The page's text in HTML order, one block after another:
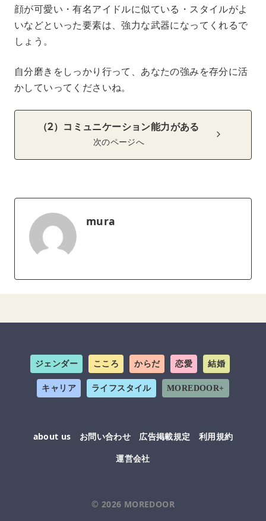
顔が可愛い・有名アイドルに似ている・スタイルがよ
いなどといった要素は、強力な武器になってくれるで
しょう。
自分磨きをしっかり行って、あなたの強みを存分に活
かしていってくださいね。
（2）コミュニケーション能力がある
次のページへ
mura
ジェンダー こころ からだ 恋愛 結婚
キャリア ライフスタイル MOREDOOR+
about us お問い合わせ 広告掲載規定
利用規約
運営会社
© 2026 MOREDOOR